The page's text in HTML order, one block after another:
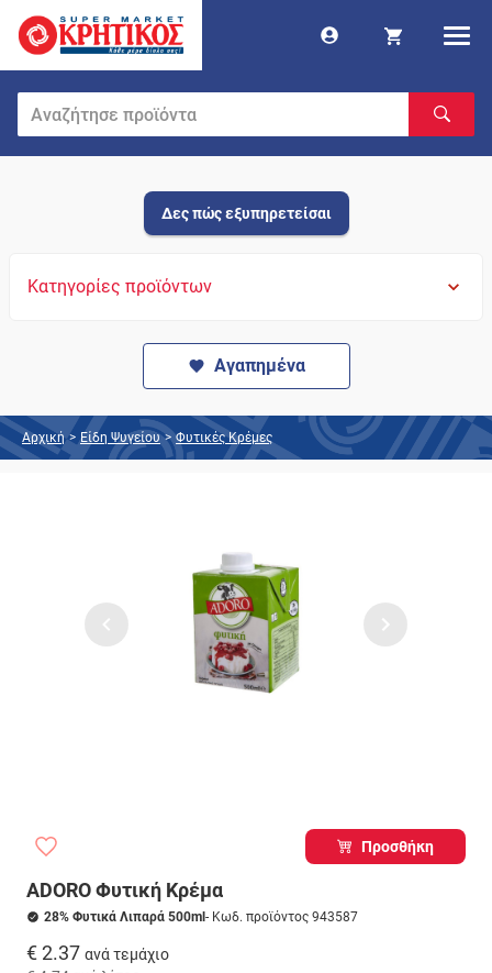
Δες πώς εξυπηρετείσαι
Κατηγορίες προϊόντων
Αγαπημένα
Αρχική > Είδη Ψυγείου > Φυτικές Κρέμες
Προσθήκη
ADORO Φυτική Κρέμα
28% Φυτικά Λιπαρά 500ml - Κωδ. προϊόντος 943587
€ 2.37 ανά τεμάχιο